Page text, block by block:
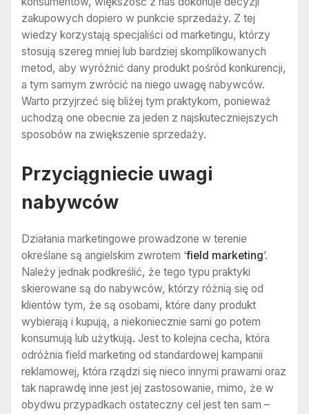
zakupowych dopiero w punkcie sprzedaży. Z tej
wiedzy korzystają specjaliści od marketingu, którzy
stosują szereg mniej lub bardziej skomplikowanych
metod, aby wyróżnić dany produkt pośród konkurencji,
a tym samym zwrócić na niego uwagę nabywców.
Warto przyjrzeć się bliżej tym praktykom, ponieważ
uchodzą one obecnie za jeden z najskuteczniejszych
sposobów na zwiększenie sprzedaży.
Przyciągniecie uwagi
nabywców
Działania marketingowe prowadzone w terenie
określane są angielskim zwrotem ‘field marketing’.
Należy jednak podkreślić, że tego typu praktyki
skierowane są do nabywców, którzy różnią się od
klientów tym, że są osobami, które dany produkt
wybierają i kupują, a niekoniecznie sami go potem
konsumują lub użytkują. Jest to kolejna cecha, która
odróżnia field marketing od standardowej kampanii
reklamowej, która rządzi się nieco innymi prawami oraz
tak naprawdę inne jest jej zastosowanie, mimo, że w
obydwu przypadkach ostateczny cel jest ten sam –